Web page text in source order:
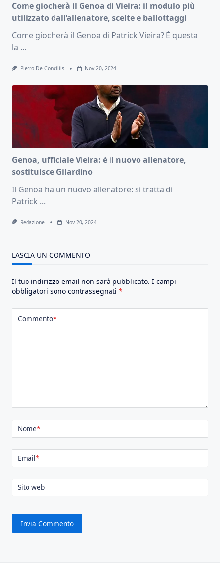
Come giocherà il Genoa di Vieira: il modulo più
utilizzato dall’allenatore, scelte e ballottaggi
Come giocherà il Genoa di Patrick Vieira? È questa
la ...
Pietro De Conciliis Nov 20, 2024
Genoa, ufficiale Vieira: è il nuovo allenatore,
sostituisce Gilardino
Il Genoa ha un nuovo allenatore: si tratta di
Patrick ...
Redazione Nov 20, 2024
LASCIA UN COMMENTO
Il tuo indirizzo email non sarà pubblicato. I campi
obbligatori sono contrassegnati *
Commento*
Nome*
Email*
Sito web